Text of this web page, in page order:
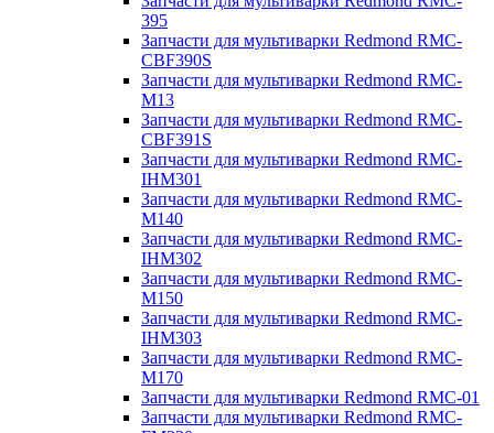
395
Запчасти для мультиварки Redmond RMC-
CBF390S
Запчасти для мультиварки Redmond RMC-
M13
Запчасти для мультиварки Redmond RMC-
CBF391S
Запчасти для мультиварки Redmond RMC-
IHM301
Запчасти для мультиварки Redmond RMC-
M140
Запчасти для мультиварки Redmond RMC-
IHM302
Запчасти для мультиварки Redmond RMC-
M150
Запчасти для мультиварки Redmond RMC-
IHM303
Запчасти для мультиварки Redmond RMC-
M170
Запчасти для мультиварки Redmond RMC-01
Запчасти для мультиварки Redmond RMC-